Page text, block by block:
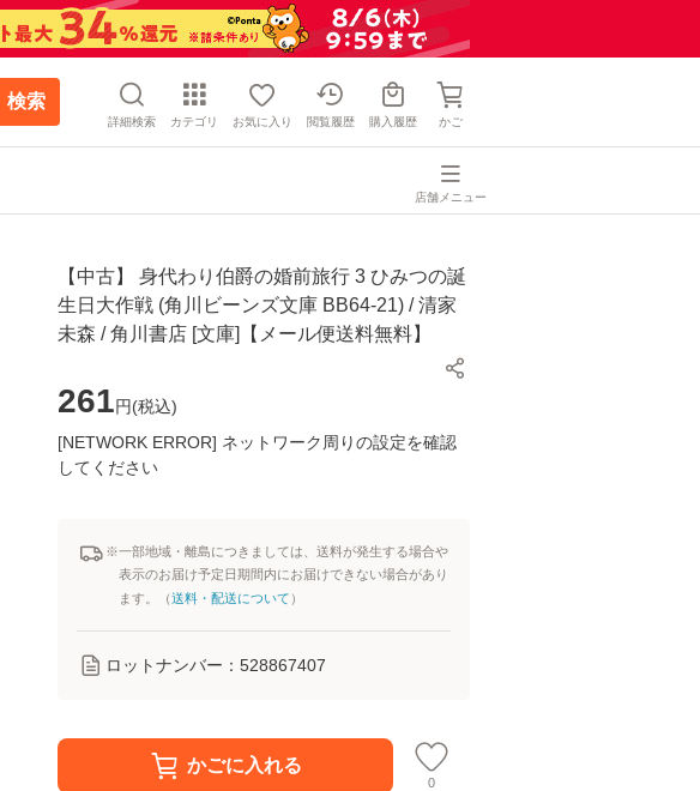
検索
詳細検索 カテゴリ お気に入り 閲覧履歴 購入履歴 かご
店舗メニュー
【中古】 身代わり伯爵の婚前旅行 3 ひみつの誕
生日大作戦 (角川ビーンズ文庫 BB64-21) / 清家
未森 / 角川書店 [文庫]【メール便送料無料】
261円(税込)
[NETWORK ERROR] ネットワーク周りの設定を確認
してください
※一部地域・離島につきましては、送料が発生する場合や
表示のお届け予定日期間内にお届けできない場合があり
ます。（送料・配送について ）
ロットナンバー： 528867407
かごに入れる
0